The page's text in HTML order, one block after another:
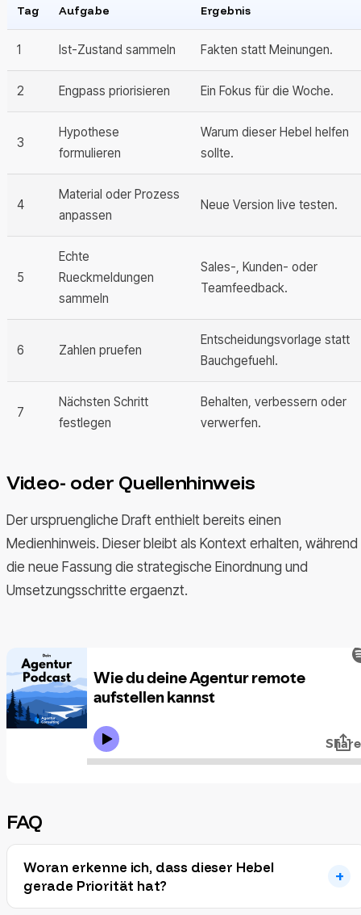
Tag Aufgabe Ergebnis
1 Ist-Zustand sammeln Fakten statt Meinungen.
2 Engpass priorisieren Ein Fokus für die Woche.
3
Hypothese
formulieren
Warum dieser Hebel helfen
sollte.
4
Material oder Prozess
anpassen
Neue Version live testen.
5
Echte
Rueckmeldungen
sammeln
Sales-, Kunden- oder
Teamfeedback.
6 Zahlen pruefen
Entscheidungsvorlage statt
Bauchgefuehl.
7
Nächsten Schritt
festlegen
Behalten, verbessern oder
verwerfen.
Video- oder Quellenhinweis
Der urspruengliche Draft enthielt bereits einen
Medienhinweis. Dieser bleibt als Kontext erhalten, während
die neue Fassung die strategische Einordnung und
Umsetzungsschritte ergaenzt.
FAQ
Woran erkenne ich, dass dieser Hebel
gerade Priorität hat?